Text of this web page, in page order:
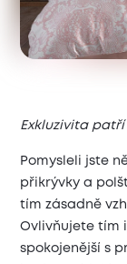
Exkluzivita
Pomysleli jste
přikrývky a
tím zásadně
Ovlivňujete tím
spokojenější s